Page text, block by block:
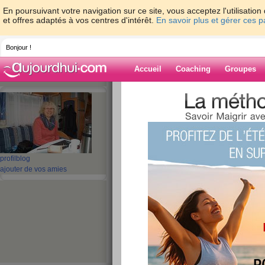
En poursuivant votre navigation sur ce site, vous acceptez
et offres adaptés à vos centres d'intérêt. En savoir plus et gérer ces
Bonjour !
Accueil Coaching Groupes
profil blog
ajouter de vos amies
> > Jeudi
Blog de maya-
Jeudi
Bonjour,
encore une journée
vraiment trop vite.